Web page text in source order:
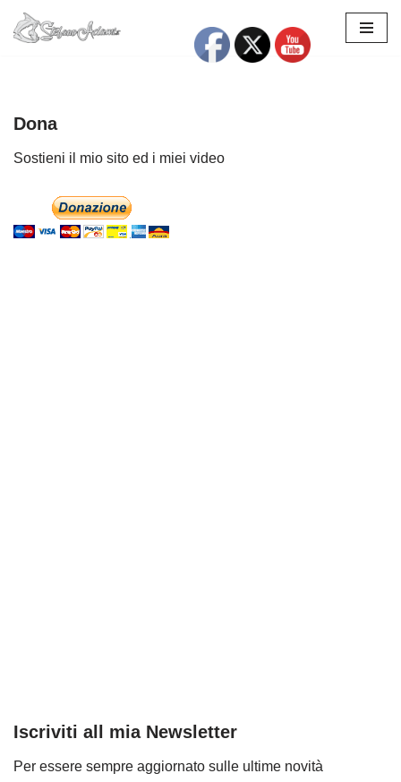
Dona
Sostieni il mio sito ed i miei video
Iscriviti all mia Newsletter
Per essere sempre aggiornato sulle ultime novità